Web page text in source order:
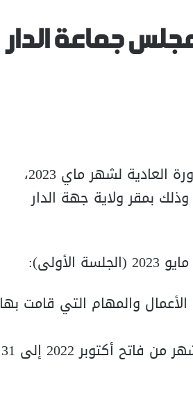
جماعة الدار
يعقد مجلش جماعة الدار البيضاء الجلسة الأولى للدورة العادية لشهر ماي 2023،
صباحا، وذلك بمقر ولاية جهة الدار
والمهام التي قامت بها
2. عرض ملخص تقارير تدبير المقاطعات خلال ستة أشهر من فاتح أكتوبر 2022 إلى 31